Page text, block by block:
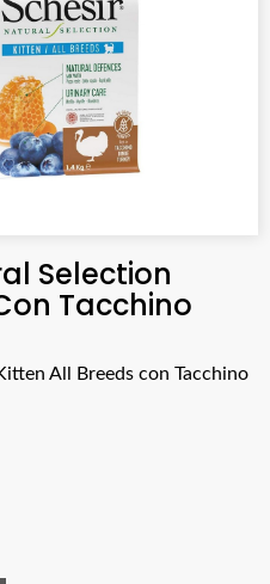
Selection
Tacchino
All Breeds con Tacchino